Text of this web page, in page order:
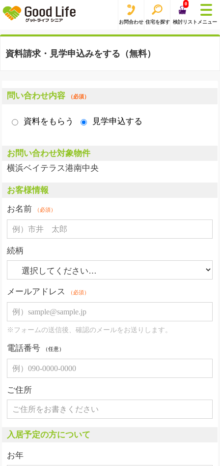
お問合わせ 住宅を探す
0
検討リスト メニュー
資料請求・見学申込みをする（無料）
問い合わせ内容 （必須）
資料をもらう 見学申込する
お問い合わせ対象物件
横浜ベイテラス港南中央
お客様情報
お名前
（必須）
続柄
メールアドレス （必須）
※フォームの送信後、確認のメールをお送りします。
電話番号 （任意）
ご住所
入居予定の方について
お年